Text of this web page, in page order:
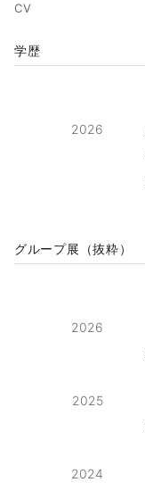
CV
学歴
2026
グループ展（抜粋）
2026
2025
2024